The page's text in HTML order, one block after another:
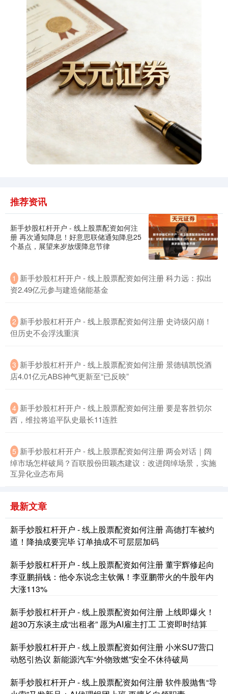
期指IC0 7730.00
+21.92 +0.57%
深证成指 14110.12 -34.08 -0.24%
北证50 1122.88 +3.42 +0.30%
创业板指 3515.56 -19.58 -0.55%
基金指数 7229.80 -1.63 -0.02%
推荐资讯
新手炒股杠杆开户 - 线上股票配资如何注
册 再次通知降息！好意思联储通知降息25
个基点，展望来岁放缓降息节律
1 新手炒股杠杆开户 - 线上股票配资如何注册 科力远：拟出
资2.49亿元参与建造储能基金
2 新手炒股杠杆开户 - 线上股票配资如何注册 史诗级闪崩！
但历史不会浮浅重演
3 新手炒股杠杆开户 - 线上股票配资如何注册 景德镇凯悦酒
店4.01亿元ABS神气更新至“已反映”
4 新手炒股杠杆开户 - 线上股票配资如何注册 要是客胜切尔
西，维拉将追平队史最长11连胜
5 新手炒股杠杆开户 - 线上股票配资如何注册 两会对话｜阔
绰市场怎样破局？百联股份田颖杰建议：改进阔绰场景，实施
互异化业态布局
最新文章
新手炒股杠杆开户 - 线上股票配资如何注册 高德打车被约
道！降抽成要完毕 订单抽成不可层层加码
新手炒股杠杆开户 - 线上股票配资如何注册 董宇辉修起向
李亚鹏捐钱：他令东说念主钦佩！李亚鹏带火的牛股年内
大涨113%
新手炒股杠杆开户 - 线上股票配资如何注册 上线即爆火！
超30万东谈主成“出租者” 愿为AI雇主打工 工资即时结算
新手炒股杠杆开户 - 线上股票配资如何注册 小米SU7营口
动怒引热议 新能源汽车“外物致燃”安全不休待破局
新手炒股杠杆开户 - 线上股票配资如何注册 软件股抛售“导